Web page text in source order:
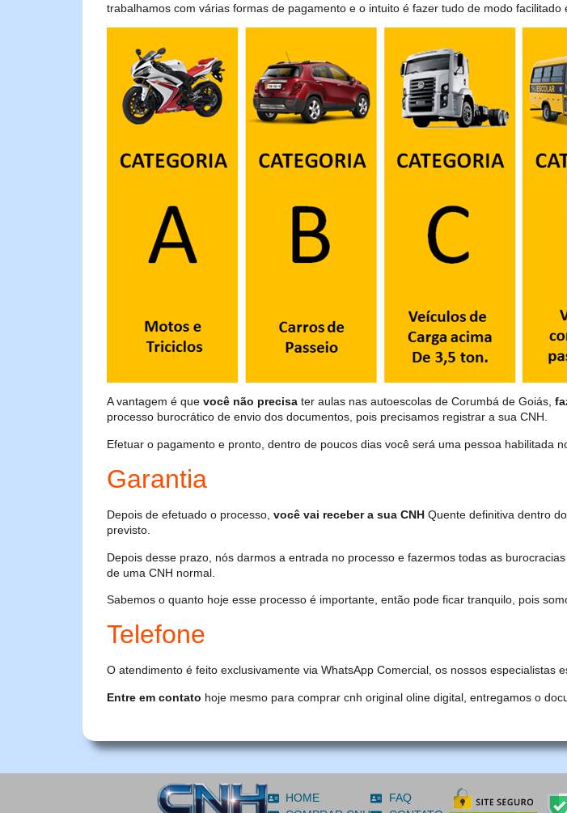
trabalhamos com várias formas de pagamento e o intuito é fazer tudo de modo facilitado
A vantagem é que você não precisa ter aulas nas autoescolas de Corumbá de Goiás,
processo burocrático de envio dos documentos, pois precisamos registrar a sua CNH.
Efetuar o pagamento e pronto, dentro de poucos dias você será uma pessoa habilitada
Garantia
Depois de efetuado o processo, você vai receber a sua CNH Quente definitiva dentro do
previsto.
Depois desse prazo, nós darmos a entrada no processo e fazermos todas as
de uma CNH normal.
Sabemos o quanto hoje esse processo é importante, então pode ficar tranquilo, pois
Telefone
O atendimento é feito exclusivamente via WhatsApp Comercial, os nossos
Entre em contato hoje mesmo para comprar cnh original oline digital, entregamos o
HOME
FAQ